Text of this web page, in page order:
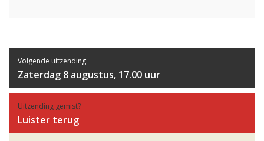
Volgende uitzending:
Zaterdag 8 augustus, 17.00 uur
Uitzending gemist?
Luister terug